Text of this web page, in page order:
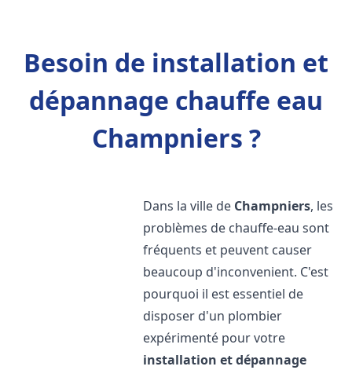
Besoin de installation et
dépannage chauffe eau
Champniers ?
Dans la ville de Champniers, les
problèmes de chauffe-eau sont
fréquents et peuvent causer
beaucoup d'inconvenient. C'est
pourquoi il est essentiel de
disposer d'un plombier
expérimenté pour votre
installation et dépannage